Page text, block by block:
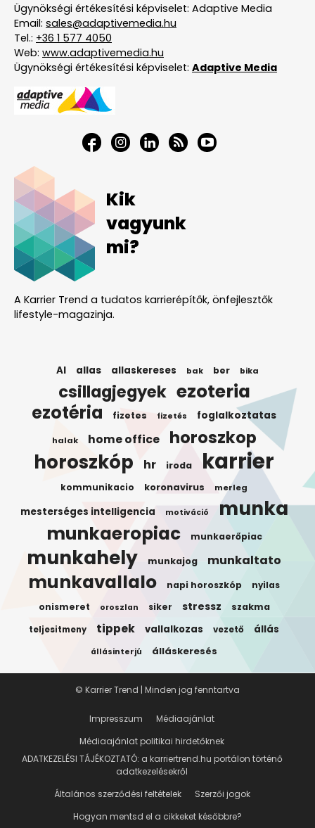
Ügynökségi értékesítési képviselet: Adaptive Media
Email: sales@adaptivemedia.hu
Tel.: +36 1 577 4050
Web: www.adaptivemedia.hu
Ügynökségi értékesítési képviselet: Adaptive Media
Kik
vagyunk
mi?
A Karrier Trend a tudatos karrierépítők, önfejlesztők
lifestyle-magazinja.
AI allas allaskereses bak ber bika
csillagjegyek ezoteria
ezotéria fizetes fizetés foglalkoztatas
halak home office horoszkop
horoszkóp hr iroda karrier
kommunikacio koronavirus merleg
mesterséges intelligencia motiváció munka
munkaeropiac munkaerőpiac
munkahely munkajog munkaltato
munkavallalo napi horoszkóp nyilas
onismeret oroszlan siker stressz szakma
teljesitmeny tippek vallalkozas vezető állás
állásinterjú álláskeresés
Impresszum
Médiaajánlat
Médiaajánlat politikai hirdetőknek
ADATKEZELÉSI TÁJÉKOZTATÓ: a karriertrend.hu portálon történő
adatkezelésekről
Általános szerződési feltételek
Szerzői jogok
Hogyan mentsd el a cikkeket későbbre?
© Karrier Trend | Minden jog fenntartva